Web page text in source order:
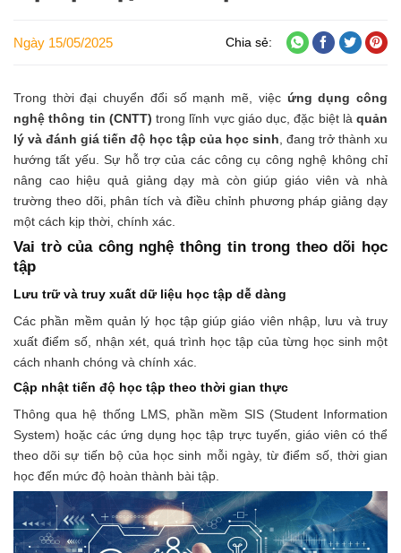
Ngày 15/05/2025 Chia sẻ:
Trong thời đại chuyển đổi số mạnh mẽ, việc ứng dụng công
nghệ thông tin (CNTT) trong lĩnh vực giáo dục, đặc biệt là quản
lý và đánh giá tiến độ học tập của học sinh , đang trở thành xu
hướng tất yếu. Sự hỗ trợ của các công cụ công nghệ không chỉ
nâng cao hiệu quả giảng dạy mà còn giúp giáo viên và nhà
trường theo dõi, phân tích và điều chỉnh phương pháp giảng dạy
một cách kịp thời, chính xác.
Vai trò của công nghệ thông tin trong theo dõi học
tập
Lưu trữ và truy xuất dữ liệu học tập dễ dàng
Các phần mềm quản lý học tập giúp giáo viên nhập, lưu và truy
xuất điểm số, nhận xét, quá trình học tập của từng học sinh một
cách nhanh chóng và chính xác.
Cập nhật tiến độ học tập theo thời gian thực
Thông qua hệ thống LMS, phần mềm SIS (Student Information
System) hoặc các ứng dụng học tập trực tuyến, giáo viên có thể
theo dõi sự tiến bộ của học sinh mỗi ngày, từ điểm số, thời gian
học đến mức độ hoàn thành bài tập.